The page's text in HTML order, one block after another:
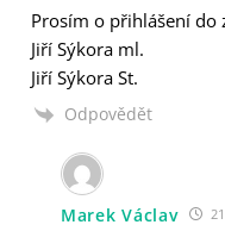
Prosím o přihlášení do
Jiří Sýkora ml.
Jiří Sýkora St.
Odpovědět
Marek Václav